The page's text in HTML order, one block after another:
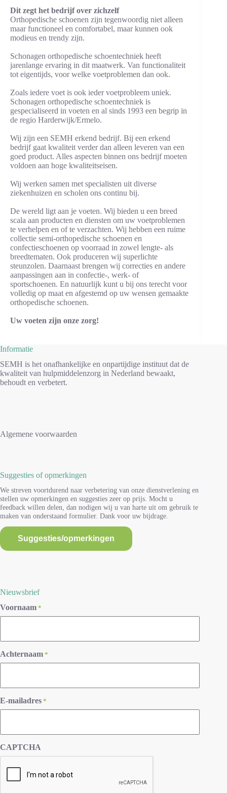
Dit zegt het bedrijf over zichzelf
Orthopedische schoenen zijn tegenwoordig niet alleen
maar functioneel en comfortabel, maar kunnen ook
modieus en trendy zijn.
Schonagen orthopedische schoentechniek heeft
jarenlange ervaring in dit maatwerk. Van functionaliteit
tot eigentijds, voor welke voetproblemen dan ook.
Zoals iedere voet is ook ieder voetprobleem uniek.
Schonagen orthopedische schoentechniek is
gespecialiseerd in voeten en al sinds 1993 een begrip in
de regio Harderwijk/Ermelo.
Wij zijn een SEMH erkend bedrijf. Bij een erkend
bedrijf gaat kwaliteit verder dan alleen leveren van een
goed product. Alles aspecten binnen ons bedrijf moeten
voldoen aan hoge kwaliteitseisen.
Wij werken samen met specialisten uit diverse
ziekenhuizen en scholen ons continu bij.
De wereld ligt aan je voeten. Wij bieden u een breed
scala aan producten en diensten om uw voetproblemen
te verhelpen en of te verzachten. Wij hebben een ruime
collectie semi-orthopedische schoenen en
confectieschoenen op voorraad in zowel lengte- als
breedtematen. Ook produceren wij superlichte
steunzolen. Daarnaast brengen wij correcties en andere
aanpassingen aan in confectie-, werk- of
sportschoenen. En natuurlijk kunt u bij ons terecht voor
volledig op maat en afgestemd op uw wensen gemaakte
orthopedische schoenen.
Uw voeten zijn onze zorg!
Informatie
SEMH is het onafhankelijke en onpartijdige instituut dat de
kwaliteit van hulpmiddelenzorg in Nederland bewaakt,
behoudt en verbetert.
Algemene voorwaarden
Suggesties of opmerkingen
We streven voortdurend naar verbetering van onze dienstverlening en
stellen uw opmerkingen en suggesties zeer op prijs. Mocht u
feedback willen delen, dan nodigen wij u van harte uit om gebruik te
maken van onderstaand formulier. Dank voor uw bijdrage.
Suggesties/opmerkingen
Nieuwsbrief
Voornaam *
Achternaam *
E-mailadres *
CAPTCHA